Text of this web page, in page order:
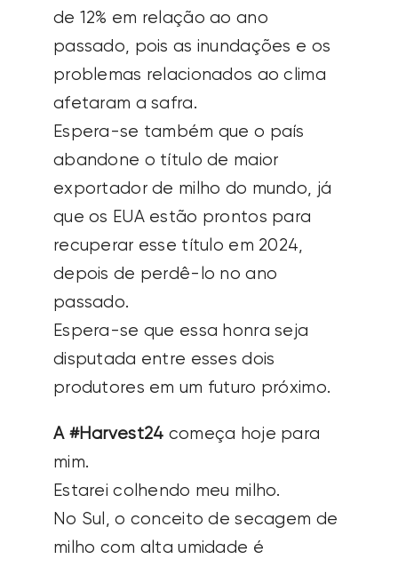
de 12% em relação ao ano
passado, pois as inundações e os
problemas relacionados ao clima
afetaram a safra.
Espera-se também que o país
abandone o título de maior
exportador de milho do mundo, já
que os EUA estão prontos para
recuperar esse título em 2024,
depois de perdê-lo no ano
passado.
Espera-se que essa honra seja
disputada entre esses dois
produtores em um futuro próximo.
A #Harvest24 começa hoje para
mim.
Estarei colhendo meu milho.
No Sul, o conceito de secagem de
milho com alta umidade é